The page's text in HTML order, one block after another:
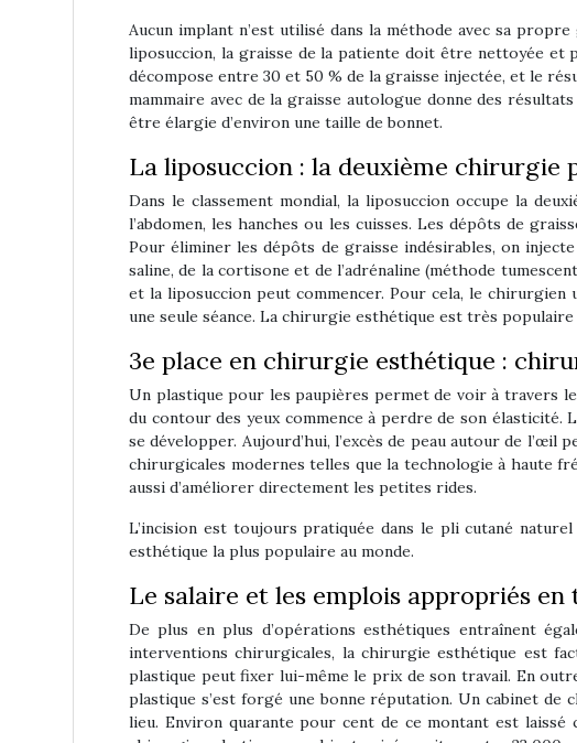
Aucun implant n’est utilisé dans la méthode avec sa
liposuccion, la graisse de la patiente doit être nettoyée et
décompose entre 30 et 50 % de la graisse injectée, et le
mammaire avec de la graisse autologue donne des
être élargie d’environ une taille de bonnet.
La liposuccion : la deuxième chirurgie
Dans le classement mondial, la liposuccion occupe la
l’abdomen, les hanches ou les cuisses. Les dépôts de
Pour éliminer les dépôts de graisse indésirables, on
saline, de la cortisone et de l’adrénaline (méthode
et la liposuccion peut commencer. Pour cela, le chirurgien
une seule séance. La chirurgie esthétique est très populaire
3e place en chirurgie esthétique :
Un plastique pour les paupières permet de voir à travers
du contour des yeux commence à perdre de son élasticité.
se développer. Aujourd’hui, l’excès de peau autour de
chirurgicales modernes telles que la technologie à haute
aussi d’améliorer directement les petites rides.
L’incision est toujours pratiquée dans le pli cutané
esthétique la plus populaire au monde.
Le salaire et les emplois appropriés
De plus en plus d’opérations esthétiques entraînent
interventions chirurgicales, la chirurgie esthétique est
plastique peut fixer lui-même le prix de son travail. En
plastique s’est forgé une bonne réputation. Un cabinet
lieu. Environ quarante pour cent de ce montant est laissé